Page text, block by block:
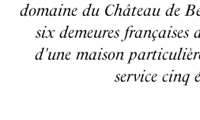
domaine du Château de
six demeures
d'une maison
service cinq